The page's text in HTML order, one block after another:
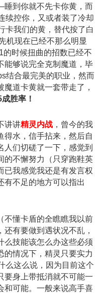
到你就不先卡你黄，而
续控你，又或者装了冷却
卡我们的黄，替代按了白
机现在已经不那么明显
时候扭曲的招数已经不
能够说完全克制魔道，毕
结合最完美的职业，然而
道卡黄就一套带走了，
胜率！
讲讲精灵内战 ，曾今的我
得水，信手拈来，然后自
人们切磋了一下，感觉到
的不懈努力（只穿跑鞋英
已我感觉我还是有发言权
有不足的地方可以指出
懂卡盾的全瞧瞧我以前
有要做到遇状况不乱，
么技能该怎么办这些必须
的情况下，精灵只要实力
么这么说，因为目前这个
要身上带抵消就不可能一
和可能。一般来说高手喜